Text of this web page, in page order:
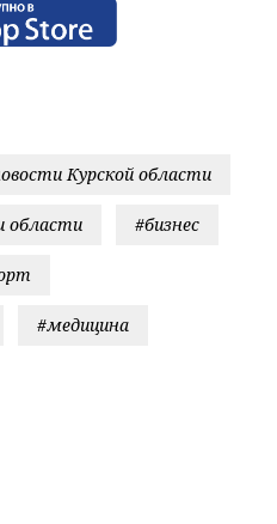
Курской области
области #бизнес
#медицина